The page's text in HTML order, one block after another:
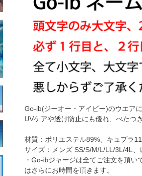
Go-ib(ジーオー・アイビー)のウエア
UVケアや透け防止にも優れ、べたつ
材質：ポリエステル89%、キュプラ
サイズ：メンズ SS/S/M/L/LL/3L/4L
・Go-ibジャージは全てご注文を頂
はさらにお時間を頂きます。